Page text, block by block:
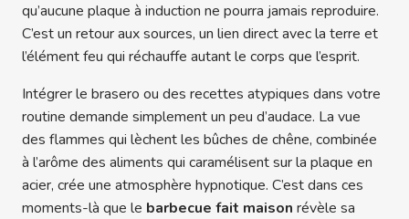
qu’aucune plaque à induction ne pourra jamais reproduire.
C’est un retour aux sources, un lien direct avec la terre et
l’élément feu qui réchauffe autant le corps que l’esprit.
Intégrer le brasero ou des recettes atypiques dans votre
routine demande simplement un peu d’audace. La vue
des flammes qui lèchent les bûches de chêne, combinée
à l’arôme des aliments qui caramélisent sur la plaque en
acier, crée une atmosphère hypnotique. C’est dans ces
moments-là que le barbecue fait maison révèle sa